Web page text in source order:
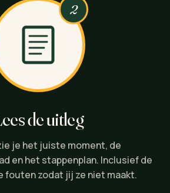
2
de uitleg
je het juiste moment, de
en het stappenplan. Inclusief de
fouten zodat jij ze niet maakt.